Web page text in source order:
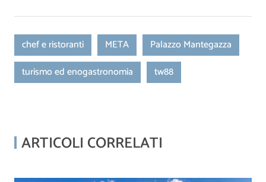
chef e ristoranti META
Palazzo Mantegazza
turismo ed enogastronomia
tw88
ARTICOLI CORRELATI